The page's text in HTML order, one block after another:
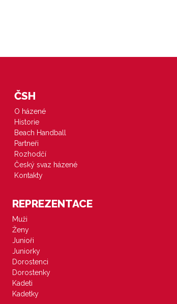
ČSH
O házené
Historie
Beach Handball
Partneři
Rozhodčí
Český svaz házené
Kontakty
REPREZENTACE
Muži
Ženy
Junioři
Juniorky
Dorostenci
Dorostenky
Kadeti
Kadetky